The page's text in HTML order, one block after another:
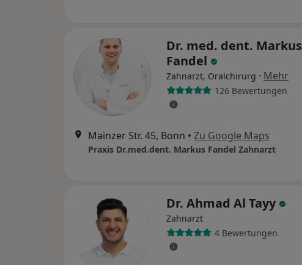
Dr. med. dent. Markus
Fandel
Zahnarzt, Oralchirurg · Mehr
126 Bewertungen
Mainzer Str. 45, Bonn • Zu Google Maps
Praxis Dr.med.dent. Markus Fandel Zahnarzt
Dr. Ahmad Al Tayy
Zahnarzt
4 Bewertungen